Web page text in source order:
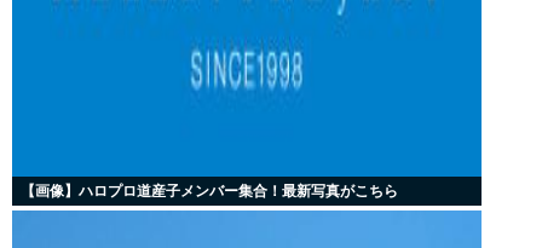
【画像】ハロプロ道産子メンバー集合！最新写真がこちら